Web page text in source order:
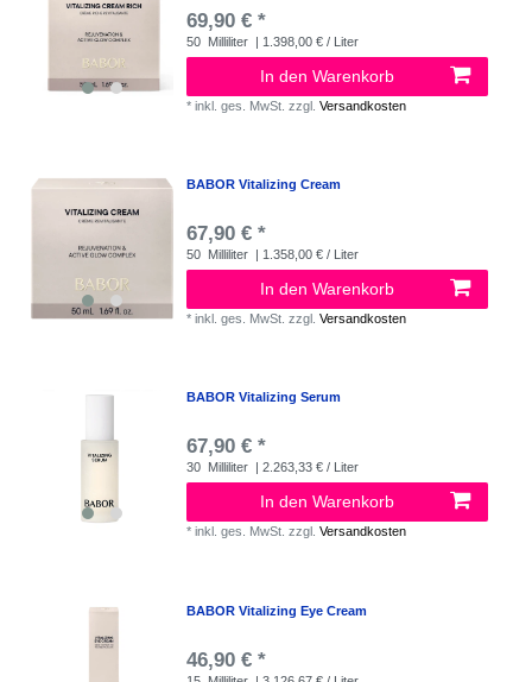
69,90 € *
50 Milliliter | 1.398,00 € / Liter
In den Warenkorb
*inkl. ges. MwSt. zzgl.Versandkosten
BABOR Vitalizing Cream
67,90 € *
50 Milliliter | 1.358,00 € / Liter
In den Warenkorb
*inkl. ges. MwSt. zzgl.Versandkosten
BABOR Vitalizing Serum
67,90 € *
30 Milliliter | 2.263,33 € / Liter
In den Warenkorb
*inkl. ges. MwSt. zzgl.Versandkosten
BABOR Vitalizing Eye Cream
46,90 € *